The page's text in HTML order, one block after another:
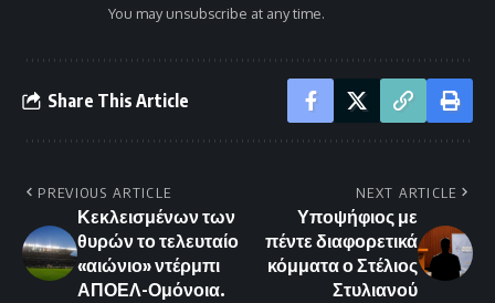
You may unsubscribe at any time.
Share This Article
PREVIOUS ARTICLE
Κεκλεισμένων των
θυρών το τελευταίο
«αιώνιο» ντέρμπι
ΑΠΟΕΛ-Ομόνοια.
NEXT ARTICLE
Υποψήφιος με
πέντε διαφορετικά
κόμματα ο Στέλιος
Στυλιανού